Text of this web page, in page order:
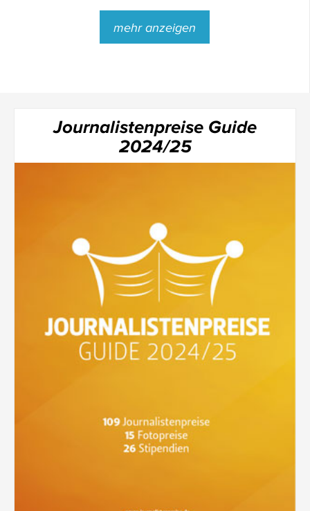
mehr anzeigen
Journalistenpreise Guide
2024/25